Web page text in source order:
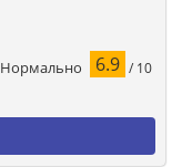
Нормально 6.9 / 10